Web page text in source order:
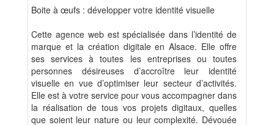
Boite à œufs : développer votre identité visuelle
Cette agence web est spécialisée dans l’identité de
marque et la création digitale en Alsace. Elle offre
ses services à toutes les entreprises ou toutes
personnes désireuses d’accroître leur identité
visuelle en vue d’optimiser leur secteur d’activités.
Elle est à votre service pour vous accompagner dans
la réalisation de tous vos projets digitaux, quelles
que soient leur nature ou leur complexité. Dévouée